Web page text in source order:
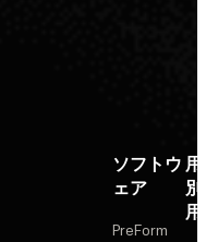
ソフトウ
ェア
PreForm